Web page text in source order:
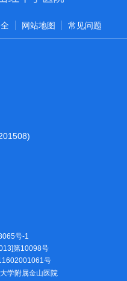
网站地图 常见问题
号-1
第10098号
号
学附属金山医院